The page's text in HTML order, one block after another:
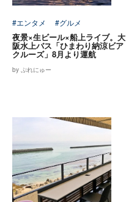
#エンタメ #グルメ
夜景×生ビール×船上ライブ。大
阪水上バス「ひまわり納涼ビア
クルーズ」8月より運航
by ぷれにゅー